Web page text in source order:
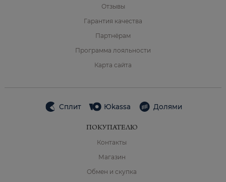
Отзывы
Гарантия качества
Партнёрам
Программа лояльности
Карта сайта
Сплит Юkassa Долями
ПОКУПАТЕЛЮ
Контакты
Магазин
Обмен и скупка